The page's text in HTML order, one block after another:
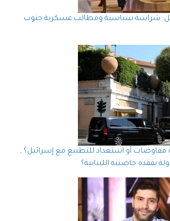
شراسة سياسية ومطالب عسكرية جنوب
مفاوضات أو استعداد للتطبيع مع إسرائيل؟ ,
يفقده حاضنته اللبنانية؟